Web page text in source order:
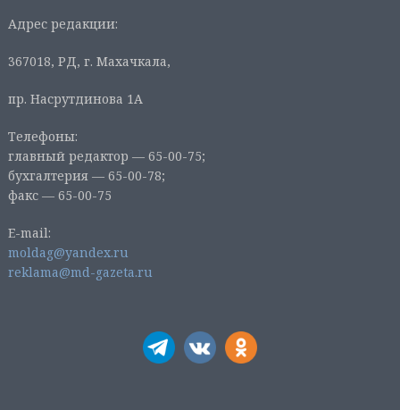
Адрес редакции:
367018, РД, г. Махачкала,
пр. Насрутдинова 1А
Телефоны:
главный редактор — 65-00-75;
бухгалтерия — 65-00-78;
факс — 65-00-75
E-mail:
moldag@yandex.ru
reklama@md-gazeta.ru